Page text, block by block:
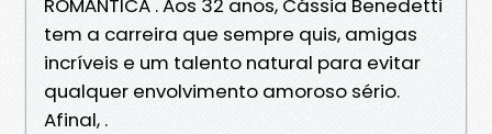
ROMÂNTICA . Aos 32 anos, Cássia Benedetti
tem a carreira que sempre quis, amigas
incríveis e um talento natural para evitar
qualquer envolvimento amoroso sério.
Afinal, .